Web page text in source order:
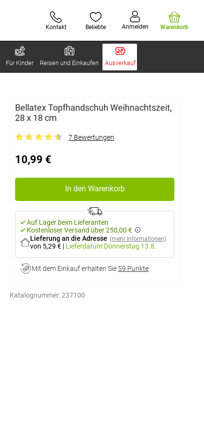
Kontakt Beliebte Anmelden Warenkorb
Für Kinder Reisen und Einkaufen Ausverkauf
Bellatex Topfhandschuh Weihnachtszeit,
28 x 18 cm
7 Bewertungen
10,99 €
In den Warenkorb
Auf Lager beim Lieferanten
Kostenloser Versand über 250,00 €
Lieferung an die Adresse (mehr Informationen)
von 5,29 € | Lieferdatum Donnerstag 13.8.
Mit dem Einkauf erhalten Sie 59 Punkte
Katalognummer:237100